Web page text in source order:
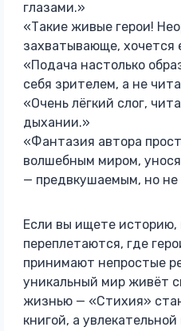
глазами.»
«Такие живые герои!
захватывающе, хочется
«Подача настолько
себя зрителем, а не
«Очень лёгкий слог,
дыхании.»
«Фантазия автора
волшебным миром,
— предвкушаемым, но
Если вы ищете историю,
переплетаются, где
принимают непростые
уникальный мир живёт
жизнью — «Стихия»
книгой, а